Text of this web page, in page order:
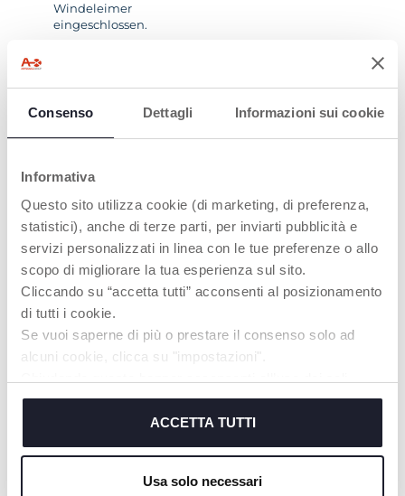
Consenso Dettagli Informazioni sui cookie
Informativa
Questo sito utilizza cookie (di marketing, di preferenza,
statistici), anche di terze parti, per inviarti pubblicità e
servizi personalizzati in linea con le tue preferenze o allo
scopo di migliorare la tua esperienza sul sito.
Cliccando su “accetta tutti” acconsenti al posizionamento
di tutti i cookie.
Se vuoi saperne di più o prestare il consenso solo ad
alcuni cookie, clicca su "impostazioni".
cookie tecnici, indispensabili per fruire del servizio
ACCETTA TUTTI
Usa solo necessari
Windeleimer
eingeschlossen.
unten in den
Müllbeutel.
POSITION
Den Griff zurückdrehen,
damit der Windeleimer
wieder bereit für die
nächste Windel ist.
MEHR ERFAHREN
PRODUKTE, DIE SIE INTERESSIEREN